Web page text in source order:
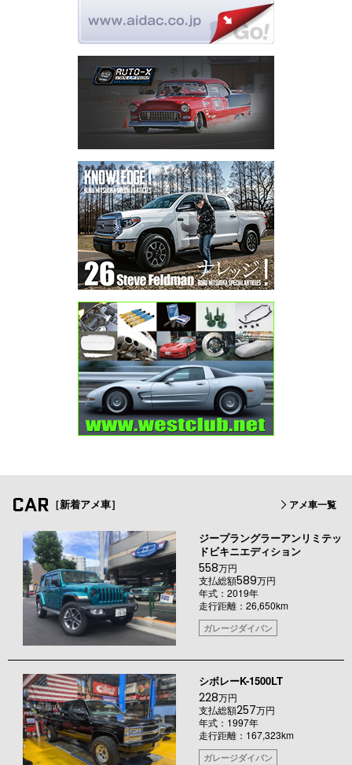
CAR ［新着アメ車］ アメ車一覧
ジープラングラーアンリミテッ
ドビキニエディション
558万円
支払総額589万円
年式：2019年
走行距離：26,650km
ガレージダイバン
シボレーK-1500LT
228万円
支払総額257万円
年式：1997年
走行距離：167,323km
ガレージダイバン